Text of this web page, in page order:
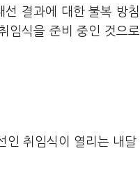
결과에 대한 불복 방침
임식을 준비 중인 것으로
인 취임식이 열리는 내달